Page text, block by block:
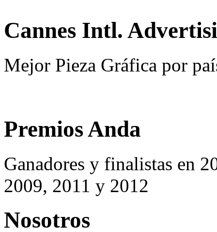
Cannes Intl.
Mejor Pieza Gráfica por
Premios Anda
Ganadores y finalistas en
2009, 2011 y 2012
Nosotros